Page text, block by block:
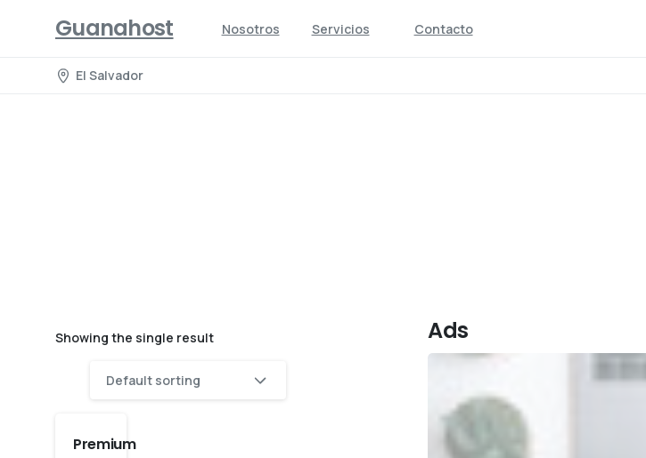
Guanahost Nosotros Servicios Contacto
El Salvador
Showing the single result
Default sorting
Premium
Ads